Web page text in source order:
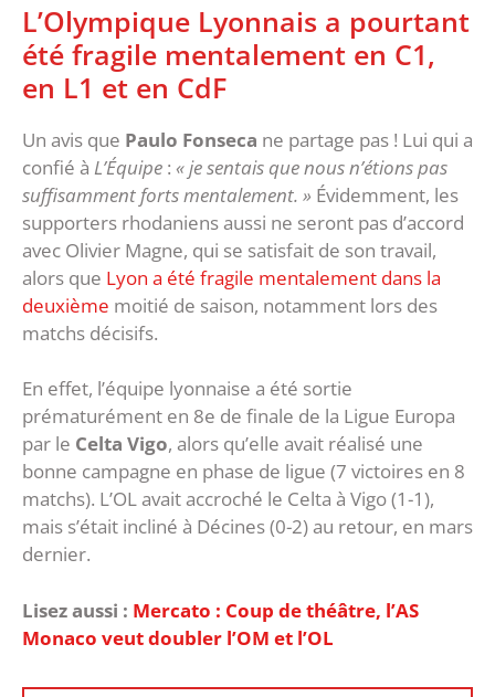
L’Olympique Lyonnais a pourtant
été fragile mentalement en C1,
en L1 et en CdF
Un avis que Paulo Fonseca ne partage pas ! Lui qui a
confié à L’Équipe : « je sentais que nous n’étions pas
suffisamment forts mentalement. » Évidemment, les
supporters rhodaniens aussi ne seront pas d’accord
avec Olivier Magne, qui se satisfait de son travail,
alors que Lyon a été fragile mentalement dans la
deuxième moitié de saison, notamment lors des
matchs décisifs.
En effet, l’équipe lyonnaise a été sortie
prématurément en 8e de finale de la Ligue Europa
par le Celta Vigo, alors qu’elle avait réalisé une
bonne campagne en phase de ligue (7 victoires en 8
matchs). L’OL avait accroché le Celta à Vigo (1-1),
mais s’était incliné à Décines (0-2) au retour, en mars
dernier.
Lisez aussi : Mercato : Coup de théâtre, l’AS
Monaco veut doubler l’OM et l’OL